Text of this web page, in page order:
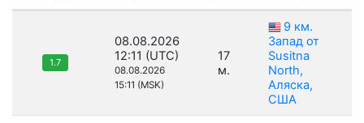
1.7
08.08.2026
12:11 (UTC)
08.08.2026
15:11 (MSK)
17
м.
9 км.
Запад от
Susitna
North,
Аляска,
США